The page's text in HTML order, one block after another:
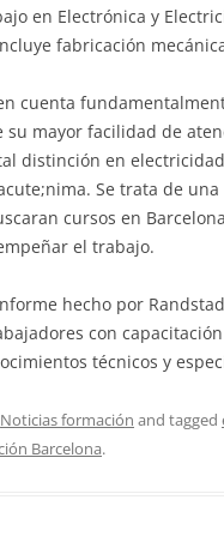
en Electrónica y
fabricación
cuenta
su mayor facilidad de
distinción en
Se trata de
cursos en
el trabajo.
hecho por
con
técnicos y
Noticias formación and tagged
Barcelona.